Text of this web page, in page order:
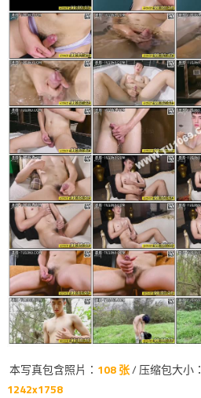
本写真包含照片： 108 张/ 压缩包大小：
1242x1758